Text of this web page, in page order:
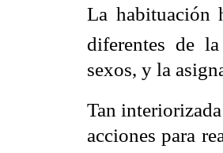
La
diferentes de
sexos, y la
Tan
acciones para